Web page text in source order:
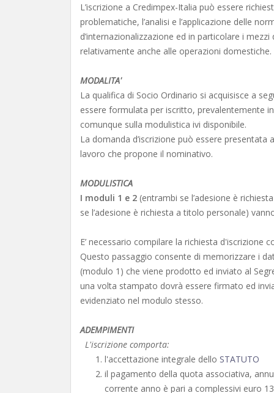
L’iscrizione a Credimpex-Italia può essere
problematiche, l’analisi e l’applicazione delle
d’internazionalizzazione ed in particolare i
relativamente anche alle operazioni
MODALITA'
La qualifica di Socio Ordinario si acquisisce a
essere formulata per iscritto, prevalentemente
comunque sulla modulistica ivi disponibile.
La domanda d’iscrizione può essere
lavoro che propone il nominativo.
MODULISTICA
I moduli 1 e 2 (entrambi se l’adesione è
se l’adesione è richiesta a titolo personale)
E’ necessario compilare la richiesta
Questo passaggio consente di memorizzare i
(modulo 1) che viene prodotto ed inviato al
una volta stampato dovrà essere firmato ed
evidenziato nel modulo stesso.
ADEMPIMENTI
L'iscrizione comporta:
l'accettazione integrale dello STATUTO
il pagamento della quota associativa,
corrente anno è pari a complessivi euro